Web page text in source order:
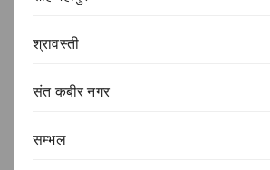
श्रावस्ती
संत कबीर नगर
सम्भल